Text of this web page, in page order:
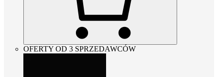
OFERTY OD 3 SPRZEDAWCÓW